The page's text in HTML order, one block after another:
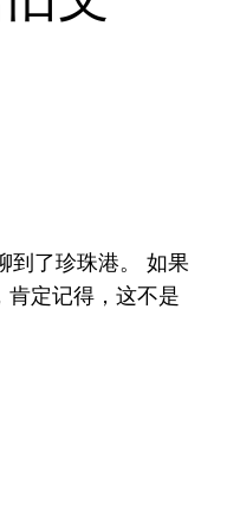
到了珍珠港。 如果
肯定记得，这不是